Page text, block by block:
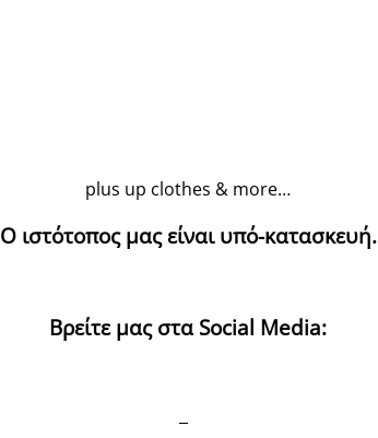
plus up clothes & more…
Ο ιστότοπος μας είναι υπό-κατασκευή.
Βρείτε μας στα Social Media: